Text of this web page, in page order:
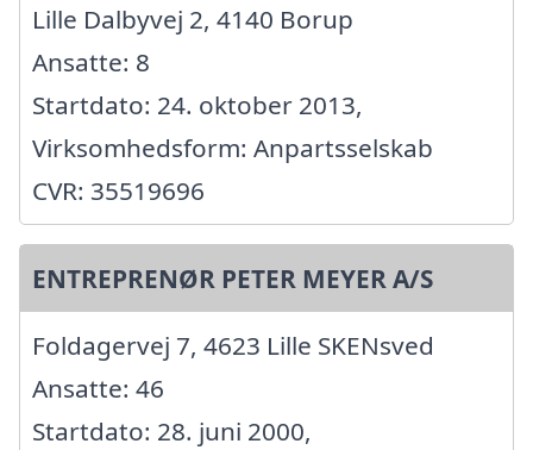
Lille Dalbyvej 2, 4140 Borup
Ansatte: 8
Startdato: 24. oktober 2013,
Virksomhedsform: Anpartsselskab
CVR: 35519696
ENTREPRENØR PETER MEYER A/S
Foldagervej 7, 4623 Lille SKENsved
Ansatte: 46
Startdato: 28. juni 2000,